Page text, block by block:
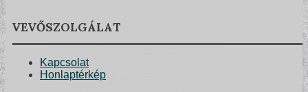
VEVŐSZOLGÁLAT
Kapcsolat
Honlaptérkép